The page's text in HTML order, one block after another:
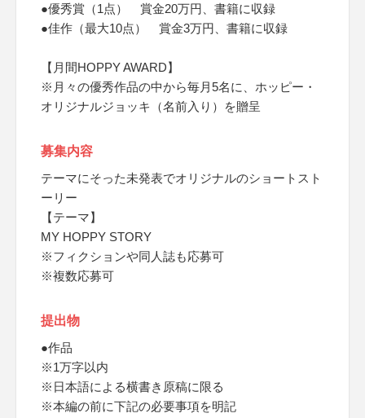
●優秀賞（1点） 賞金20万円、書籍に収録
●佳作（最大10点） 賞金3万円、書籍に収録
【月間HOPPY AWARD】
※月々の優秀作品の中から毎月5名に、ホッピー・
オリジナルジョッキ（名前入り）を贈呈
募集内容
テーマにそった未発表でオリジナルのショートスト
ーリー
【テーマ】
MY HOPPY STORY
※フィクションや同人誌も応募可
※複数応募可
提出物
●作品
※1万字以内
※日本語による横書き原稿に限る
※本編の前に下記の必要事項を明記